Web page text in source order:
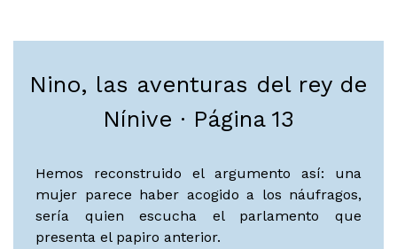
Nino, las aventuras del rey de
Nínive · Página 13
Hemos reconstruido el argumento así: una
mujer parece haber acogido a los náufragos,
sería quien escucha el parlamento que
presenta el papiro anterior.